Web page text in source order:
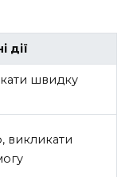
дії
швидку
викликати